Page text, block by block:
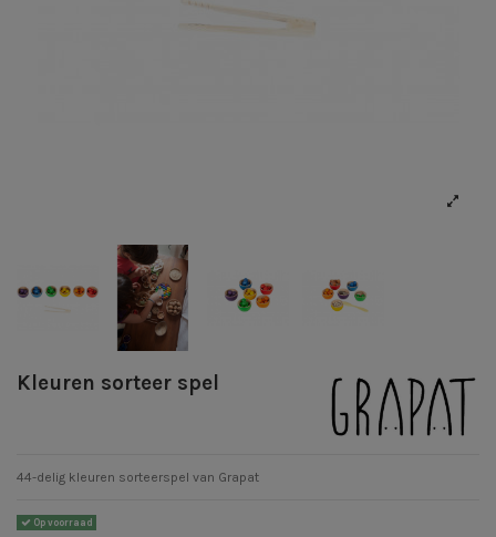
Kleuren sorteer spel
44-delig kleuren sorteerspel van Grapat
Op voorraad